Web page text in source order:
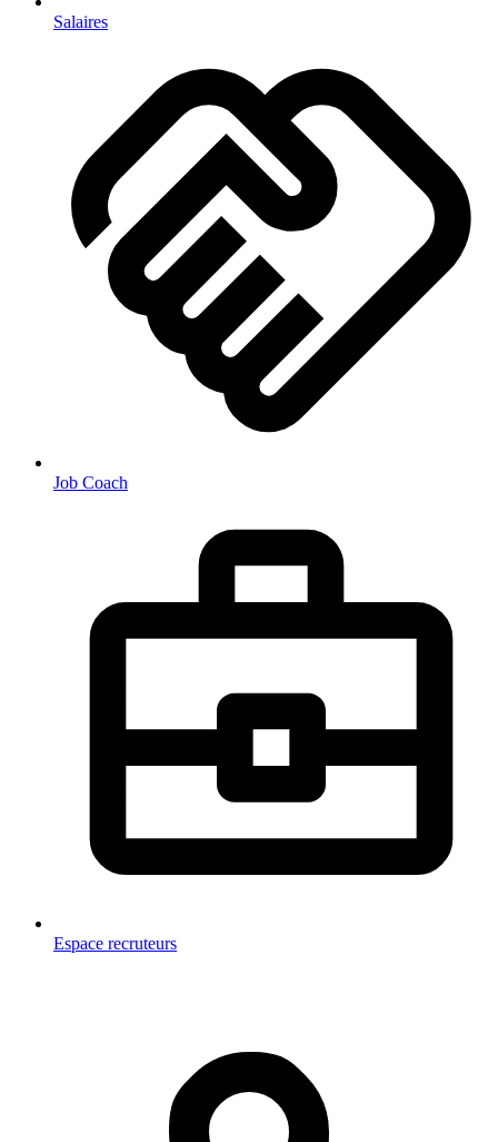
Salaires
Job Coach
Espace recruteurs